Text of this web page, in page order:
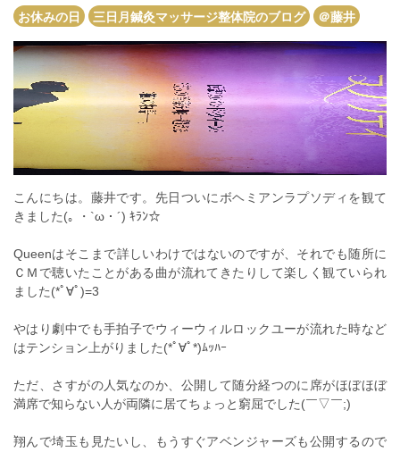
お休みの日
三日月鍼灸マッサージ整体院のブログ ＠藤井
こんにちは。藤井です。先日ついにボヘミアンラプソディを観て
きました(｡ ・`ω・´) ｷﾗﾝ☆
Queenはそこまで詳しいわけではないのですが、それでも随所に
ＣＭで聴いたことがある曲が流れてきたりして楽しく観ていられ
ました(*ﾟ∀ﾟ)=3
やはり劇中でも手拍子でウィーウィルロックユーが流れた時など
はテンション上がりました(*ﾟ∀ﾟ*)ﾑｯﾊｰ
ただ、さすがの人気なのか、公開して随分経つのに席がほぼほぼ
満席で知らない人が両隣に居てちょっと窮屈でした(￣▽￣;)
翔んで埼玉も見たいし、もうすぐアベンジャーズも公開するので